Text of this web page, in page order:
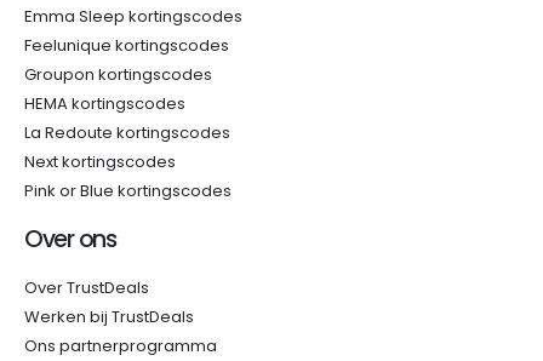
Emma Sleep kortingscodes
Feelunique kortingscodes
Groupon kortingscodes
HEMA kortingscodes
La Redoute kortingscodes
Next kortingscodes
Pink or Blue kortingscodes
Over ons
Over TrustDeals
Werken bij TrustDeals
Ons partnerprogramma